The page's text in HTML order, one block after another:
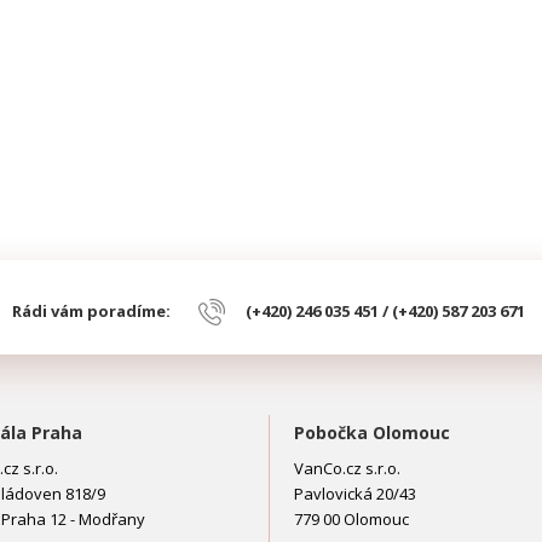
Rádi vám poradíme: (+420) 246 035 451 / (+420) 587 203 671
Praha
s.r.o.
818/9
12 - Modřany
Pobočka Olomouc
VanCo.cz s.r.o.
Pavlovická 20/43
779 00 Olomouc